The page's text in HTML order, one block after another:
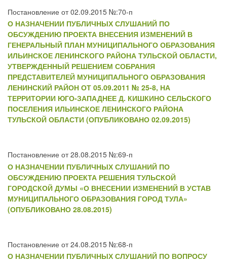
Постановление от 02.09.2015 №:70-п
О НАЗНАЧЕНИИ ПУБЛИЧНЫХ СЛУШАНИЙ ПО
ОБСУЖДЕНИЮ ПРОЕКТА ВНЕСЕНИЯ ИЗМЕНЕНИЙ В
ГЕНЕРАЛЬНЫЙ ПЛАН МУНИЦИПАЛЬНОГО ОБРАЗОВАНИЯ
ИЛЬИНСКОЕ ЛЕНИНСКОГО РАЙОНА ТУЛЬСКОЙ ОБЛАСТИ,
УТВЕРЖДЕННЫЙ РЕШЕНИЕМ СОБРАНИЯ
ПРЕДСТАВИТЕЛЕЙ МУНИЦИПАЛЬНОГО ОБРАЗОВАНИЯ
ЛЕНИНСКИЙ РАЙОН ОТ 05.09.2011 № 25-8, НА
ТЕРРИТОРИИ ЮГО-ЗАПАДНЕЕ Д. КИШКИНО СЕЛЬСКОГО
ПОСЕЛЕНИЯ ИЛЬИНСКОЕ ЛЕНИНСКОГО РАЙОНА
ТУЛЬСКОЙ ОБЛАСТИ (ОПУБЛИКОВАНО 02.09.2015)
Постановление от 28.08.2015 №:69-п
О НАЗНАЧЕНИИ ПУБЛИЧНЫХ СЛУШАНИЙ ПО
ОБСУЖДЕНИЮ ПРОЕКТА РЕШЕНИЯ ТУЛЬСКОЙ
ГОРОДСКОЙ ДУМЫ «О ВНЕСЕНИИ ИЗМЕНЕНИЙ В УСТАВ
МУНИЦИПАЛЬНОГО ОБРАЗОВАНИЯ ГОРОД ТУЛА»
(ОПУБЛИКОВАНО 28.08.2015)
Постановление от 24.08.2015 №:68-п
О НАЗНАЧЕНИИ ПУБЛИЧНЫХ СЛУШАНИЙ ПО ВОПРОСУ